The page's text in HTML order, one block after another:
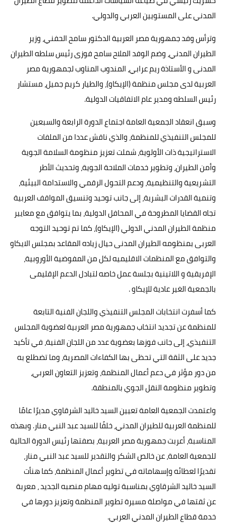
المدني على المستويين العربي والدولي.
وترأس وفد جمهورية مصر العربية الدكتور سامح الحفني، وزير
الطيران المدني، وضم الوفد الملاح سامح فوزى رئيس سلطه الطيران
المدنى و الأستاذة ريم عرابي، المندوب المناوب لجمهورية مصر
العربية لدى مجلس منظمة (الإيكاو)، والطيار كريم جميل، مستشار
رئيس السلطه ومدير عام الاتفاقيات الدولية.
وسبق انعقاد الجمعية العامة اجتماع الدورة الرابعة والسبعين
للمجلس التنفيذي للمنظمة، والذي ناقش عددا من الملفات
الاستراتيجية ذات الأولوية، شملت تعزيز منظومة السلامة الجوية
وأمن الطيران، وتطوير خدمات الملاحة الجوية، وتحديث الأطر
التشريعية والتنظيمية، ودعم التحول الرقمي والاستدامة البيئية،
وتنمية القدرات البشرية، إلى جانب توحيد وتنسيق المواقف العربية
تجاه القضايا المطروحة في المحافل الدولية، بما يتوافق مع معايير
منظمة الطيران المدني الدولي (الإيكاو)، كما تم توحيد التوجه
العربى بمنظومه الطيران المدنى حيال زياده المقاعد بمجلس الايكاو
والتوافق مع المنظمات الاقليميه لكل من المفوضية الأوروبية،
الإفريقية و اللاتينية بجلسة عمل خاصه لتبادل الدعم الإقليمى
بالجمعية الغير عادية للإيكاو .
كما أسفرت انتخابات المجلس التنفيذي واللجان الفنية التابعة
للمنظمة عن تجديد انتخاب جمهورية مصر العربية لعضوية المجلس
التنفيذي، إلى جانب فوزها بعضوية عدد من اللجان الفنية، في تأكيد
جديد على الثقة التي تحظى بها الكفاءات المصرية، وما تضطلع به
من دور مؤثر في دعم أعمال المنظمة، وتعزيز التعاون العربي،
وتطوير منظومة النقل الجوي بالمنطقة.
واعتمدت الجمعية العامة تعيين السيد خاليد الشرقاوي مديرًا عامًا
للمنظمة العربية للطيران المدني، خلفًا للسيد عبد النبي منار. وبهذه
المناسبة، أعربت جمهورية مصر العربية، بصفتها رئيس الدورة الحالية
للجمعية العامة، عن خالص الشكر والتقدير للسيد عبد النبي منار،
تقديرًا لعطائه وإسهاماته في تطوير أعمال المنظمة، كما هنأت
السيد خاليد الشرقاوي بمناسبة توليه مهام منصبه الجديد ، معربة
عن ثقتها في مواصلة مسيرة تطوير المنظمة وتعزيز دورها في
خدمة قطاع الطيران المدني العربي.